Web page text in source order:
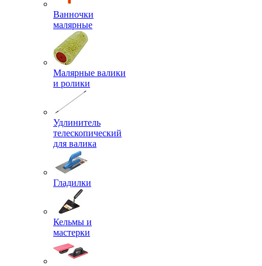
Ванночки
малярные
Малярные валики
и ролики
Удлинитель
телескопический
для валика
Гладилки
Кельмы и
мастерки